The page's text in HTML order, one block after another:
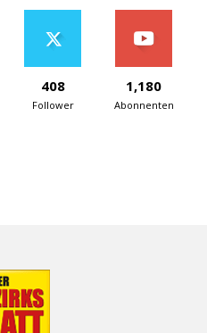
408
Follower
1,180
Abonnenten